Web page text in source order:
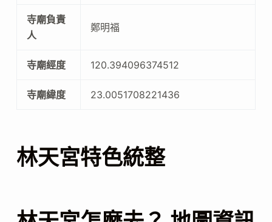
寺廟負責
人
鄭明福
寺廟經度 120.394096374512
寺廟緯度 23.0051708221436
林天宮特色統整